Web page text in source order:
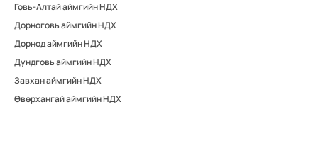
Говь-Алтай аймгийн НДХ
Дорноговь аймгийн НДХ
Дорнод аймгийн НДХ
Дундговь аймгийн НДХ
Завхан аймгийн НДХ
Өвөрхангай аймгийн НДХ